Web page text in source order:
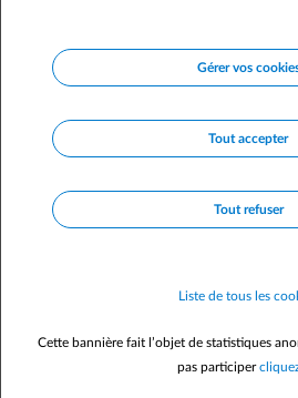
Gérer vos
Tout accepter
Tout refuser
Liste de tous les
Cette bannière fait l’objet de statistiques
pas participer